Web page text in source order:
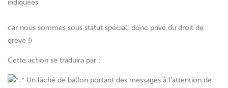
indiquées
car nous sommes sous statut spécial, donc privé du droit de
grève !)
Cette action se traduira par :
Un lâché de ballon portant des messages à l’attention de